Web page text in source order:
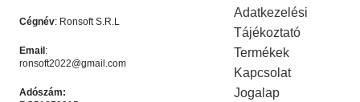
Cégnév: Ronsoft S.R.L
Email :
ronsoft2022@gmail.com
Adószám:
Adatkezelési
Tájékoztató
Termékek
Kapcsolat
Jogalap